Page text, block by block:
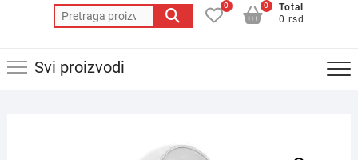
Pretraga
za:
0
Total
0 rsd
0
Svi proizvodi